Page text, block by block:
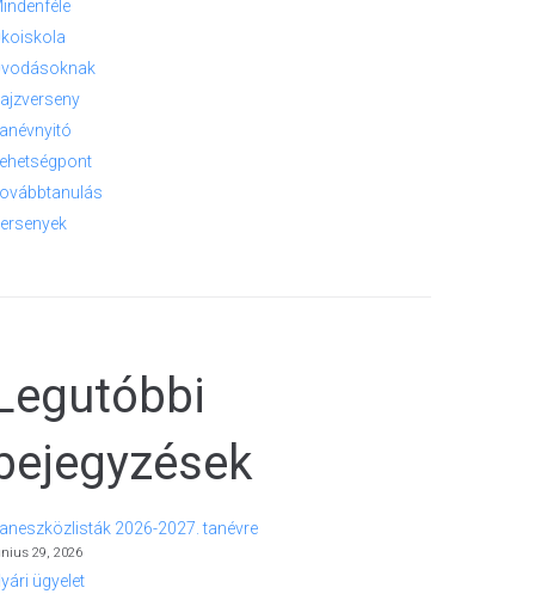
2026-2027. tanévre
29, 2026
ügyelet